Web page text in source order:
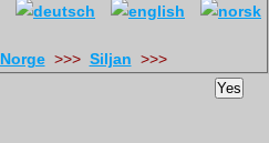
Norge>>> Siljan
Yes